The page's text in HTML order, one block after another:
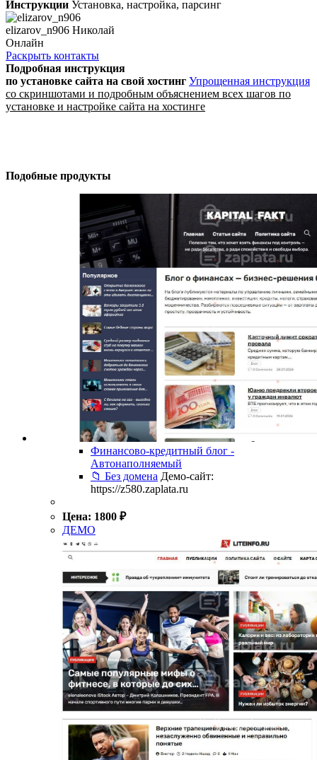
Инструкции Установка, настройка, парсинг
elizarov_n906 Николай
Онлайн
Раскрыть контакты
Подробная инструкция
по установке сайта на свой хостинг Упрощенная инструкция
со скриншотами и подробным объяснением всех шагов по
установке и настройке сайта на хостинге
Подобные продукты
Финансово-кредитный блог -
Автонаполняемый
📁 Без домена Демо-сайт:
https://z580.zaplata.ru
Цена: 1800 ₽
ДЕМО